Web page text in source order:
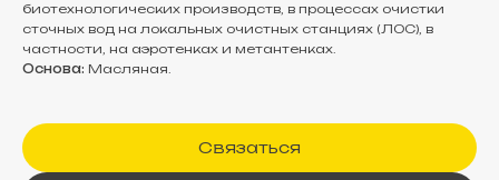
биотехнологических производств, в процессах очистки
сточных вод на локальных очистных станциях (ЛОС), в
частности, на аэротенках и метантенках.
Основа: Масляная.
Связаться